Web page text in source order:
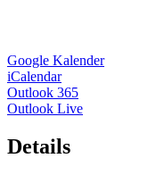
Google Kalender
iCalendar
Outlook 365
Outlook Live
Details